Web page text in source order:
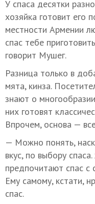
У спаса десятки
хозяйка готовит его
местности Армении
спас тебе
говорит Мушег.
Разница только в
мята, кинза.
знают о
них готовят
Впрочем, основа —
— Можно понять,
вкус, по выбору
предпочитают спас
Ему самому, кстати,
спас.